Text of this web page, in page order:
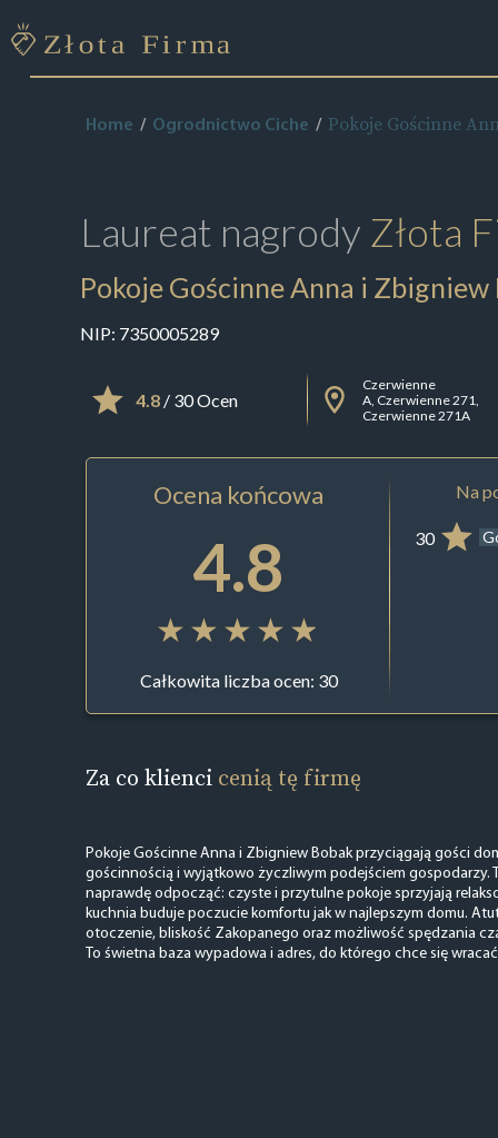
Home Ogrodnictwo Ciche Pokoje Gościnne
Laureat nagrody Złota
Pokoje Gościnne Anna i Zbigniew
NIP: 7350005289
4.8/ 30 Ocen
Czerwienne
A, Czerwienne 271,
Czerwienne 271A
Ocena końcowa
4.8
Całkowita liczba ocen: 30
Na
30
Za co klienci cenią tę firmę
Pokoje Gościnne Anna i Zbigniew Bobak przyciągają gości
gościnnością i wyjątkowo życzliwym podejściem gospodarzy.
naprawdę odpocząć: czyste i przytulne pokoje sprzyjają
kuchnia buduje poczucie komfortu jak w najlepszym domu.
otoczenie, bliskość Zakopanego oraz możliwość spędzania
To świetna baza wypadowa i adres, do którego chce się